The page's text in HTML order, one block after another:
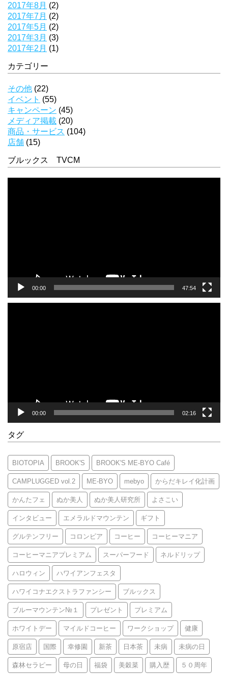
2017年8月 (2)
2017年7月 (2)
2017年5月 (2)
2017年3月 (3)
2017年2月 (1)
カテゴリー
その他 (22)
イベント (55)
キャンペーン (45)
メディア掲載 (20)
商品・サービス (104)
店舗 (15)
ブルックス TVCM
00:00 47:54
00:00 02:16
タグ
BIOTOPIA BROOK'S BROOK'S ME-BYO Café
CAMPLUGGED vol.2 ME-BYO mebyo からだキレイ化計画
かんたフェ ぬか美人 ぬか美人研究所 よさこい
インタビュー エメラルドマウンテン ギフト
グルテンフリー コロンビア コーヒー コーヒーマニア
コーヒーマニアプレミアム スーパーフード ネルドリップ
ハロウィン ハワイアンフェスタ
ハワイコナエクストラファンシー ブルックス
ブルーマウンテン№１ プレゼント プレミアム
ホワイトデー マイルドコーヒー ワークショップ 健康
原宿店 国際 幸修園 新茶 日本茶 未病 未病の日
森林セラピー 母の日 福袋 美穀菜 購入歴 ５０周年